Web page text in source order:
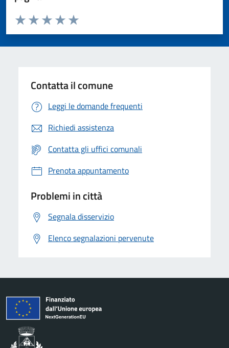
Valuta da 1 a 5 stelle la pagina
Valuta 5 stelle su 5
Valuta 4 stelle su 5
Valuta 3 stelle su 5
Valuta 2 stelle su 5
Valuta 1 stelle su 5
Contatta il comune
Leggi le domande frequenti
Richiedi assistenza
Contatta gli uffici comunali
Prenota appuntamento
Problemi in città
Segnala disservizio
Elenco segnalazioni pervenute